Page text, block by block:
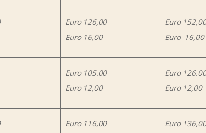
Euro 126,00
Euro 16,00
Euro 152,00
Euro 16,00
Euro 105,00
Euro 12,00
Euro 126,00
Euro 12,00
Euro 116,00
Euro 136,00